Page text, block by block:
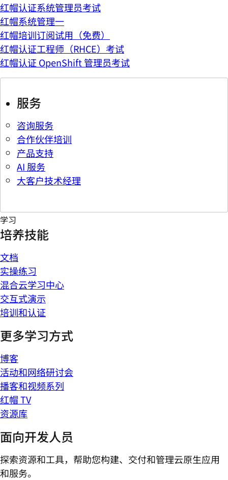
红帽认证系统管理员考试
红帽系统管理一
红帽培训订阅试用（免费）
红帽认证工程师（RHCE）考试
红帽认证 OpenShift 管理员考试
服务
咨询服务
合作伙伴培训
产品支持
AI 服务
大客户技术经理
学习
培养技能
文档
实操练习
混合云学习中心
交互式演示
培训和认证
更多学习方式
博客
活动和网络研讨会
播客和视频系列
红帽 TV
资源库
面向开发人员
探索资源和工具，帮助您构建、交付和管理云原生应用
和服务。